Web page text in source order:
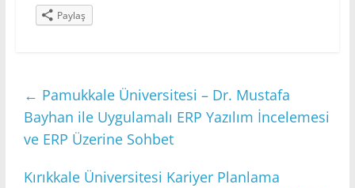
Paylaş
← Pamukkale Üniversitesi – Dr. Mustafa
Bayhan ile Uygulamalı ERP Yazılım İncelemesi
ve ERP Üzerine Sohbet
Kırıkkale Üniversitesi Kariyer Planlama